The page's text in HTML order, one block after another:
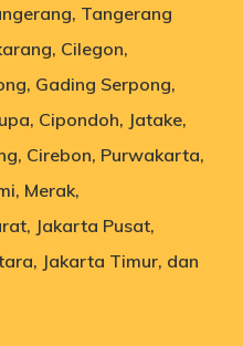
Tangerang
Cilegon,
Gading Serpong,
Cipondoh, Jatake,
Cirebon, Purwakarta,
Merak,
Jakarta Pusat,
Jakarta Timur, dan